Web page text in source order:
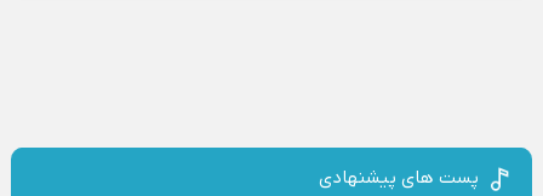
پست های پیشنهادی